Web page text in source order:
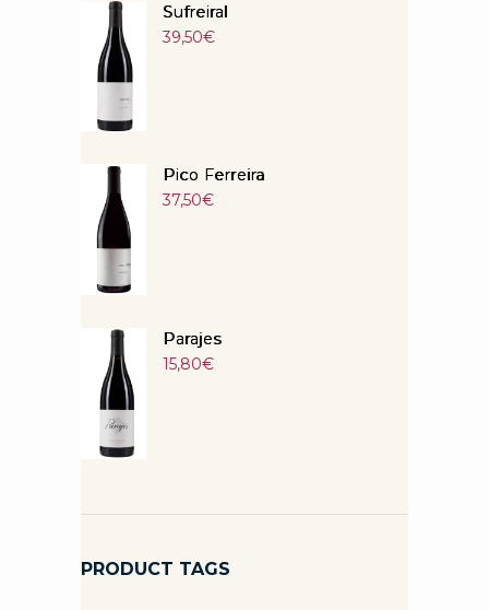
Sufreiral
39,50€
Pico Ferreira
37,50€
Parajes
15,80€
PRODUCT TAGS